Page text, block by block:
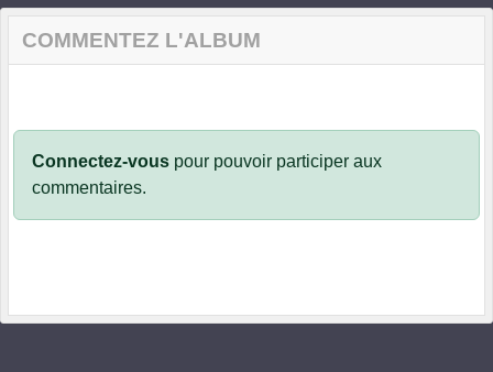
COMMENTEZ L'ALBUM
Connectez-vous pour pouvoir participer aux
commentaires.